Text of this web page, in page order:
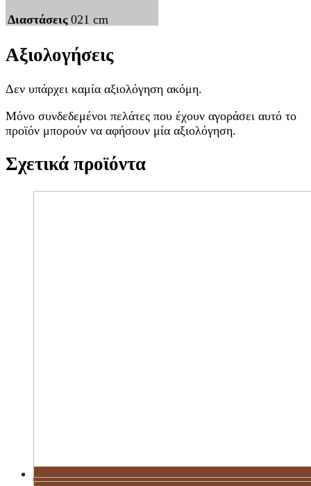
Διαστάσεις 021 cm
Αξιολογήσεις
Δεν υπάρχει καμία αξιολόγηση ακόμη.
Μόνο συνδεδεμένοι πελάτες που έχουν αγοράσει αυτό το
προϊόν μπορούν να αφήσουν μία αξιολόγηση.
Σχετικά προϊόντα